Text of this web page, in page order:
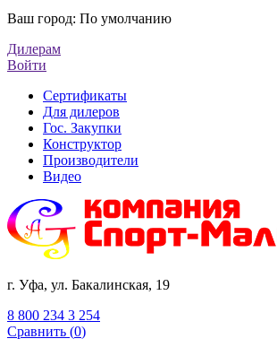
Ваш город: По умолчанию
Дилерам
Войти
Сертификаты
Для дилеров
Гос. Закупки
Конструктор
Производители
Видео
г. Уфа, ул. Бакалинская, 19
8 800 234 3 254
Сравнить (0)